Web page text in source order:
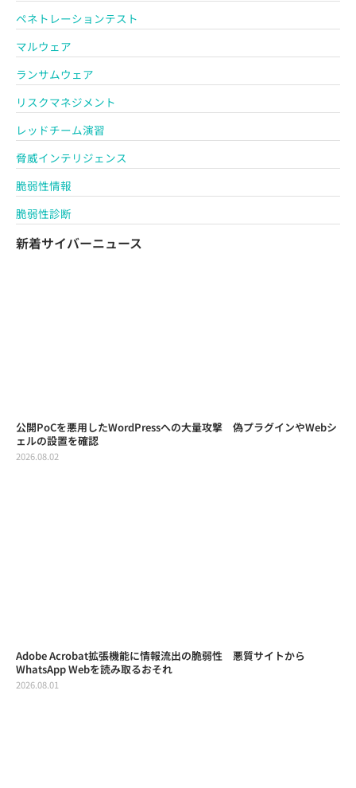
ペネトレーションテスト
マルウェア
ランサムウェア
リスクマネジメント
レッドチーム演習
脅威インテリジェンス
脆弱性情報
脆弱性診断
新着サイバーニュース
公開PoCを悪用したWordPressへの大量攻撃 偽プラグインやWebシ
ェルの設置を確認
2026.08.02
Adobe Acrobat拡張機能に情報流出の脆弱性 悪質サイトから
WhatsApp Webを読み取るおそれ
2026.08.01